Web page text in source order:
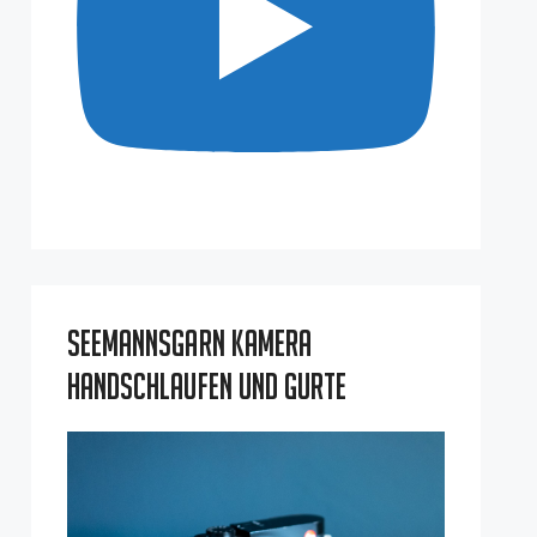
Seemannsgarn Kamera
Handschlaufen und Gurte